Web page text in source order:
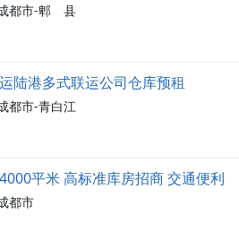
都市-郫 县
陆港多式联运公司仓库预租
都市-青白江
平米 高标准库房招商 交通便利
都市